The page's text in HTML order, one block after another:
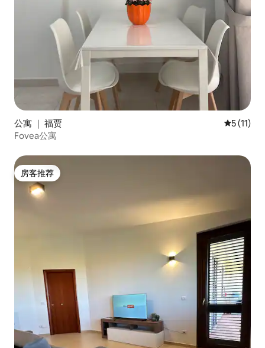
公寓 ｜ 福贾 平均评分
5 (11)
Fovea公寓
房客推荐
房客推荐